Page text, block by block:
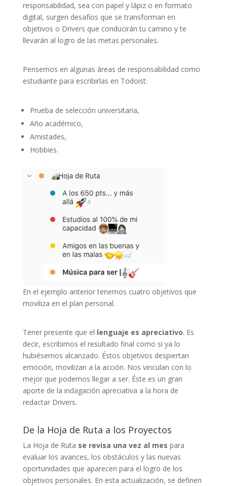
responsabilidad, sea con papel y lápiz o en formato
digital, surgen desafíos que se transforman en
objetivos o Drivers que conducirán tu camino y te
llevarán al logro de las metas personales.
Pensemos en algunas áreas de responsabilidad como
estudiante para escribirlas en Todoist:
Prueba de selección universitaria,
Año académico,
Amistades,
Hobbies.
En el ejemplo anterior tenemos cuatro objetivos que
moviliza en el plan personal.
Tener presente que el lenguaje es apreciativo. Es
decir, escribimos el resultado final como si ya lo
hubiésemos alcanzado. Éstos objetivos despiertan
emoción, movilizan a la acción. Nos vinculan con lo
mejor que podemos llegar a ser. Éste es un gran
aporte de la indagación apreciativa a la hora de
redactar Drivers.
De la Hoja de Ruta a los Proyectos
La Hoja de Ruta se revisa una vez al mes para
evaluar los avances, los obstáculos y las nuevas
oportunidades que aparecen para el logro de los
objetivos personales. En esta actualización, se definen